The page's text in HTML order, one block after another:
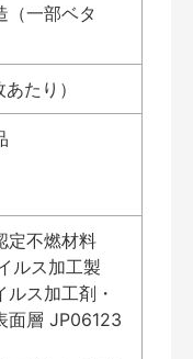
（一部ベタ
たり）
定不燃材料
ルス加工製
ス加工剤・
層 JP06123